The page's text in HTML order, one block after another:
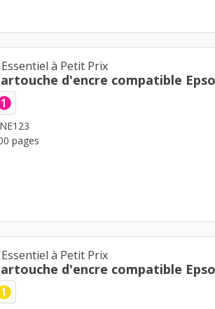
à Petit Prix
d'encre compatible
1
pages
à Petit Prix
d'encre compatible
1